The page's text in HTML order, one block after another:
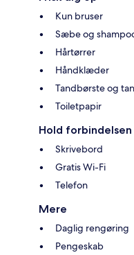
Kun bruser
Sæbe og
Hårtørrer
Håndklæder
Tandbørste og
Toiletpapir
Hold forbindelsen
Skrivebord
Gratis Wi-Fi
Telefon
Mere
Daglig rengøring
Pengeskab